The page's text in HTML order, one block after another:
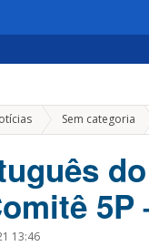
Sem categoria »
13:46